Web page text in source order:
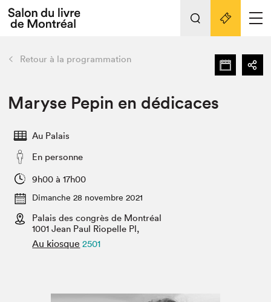
Espace exposant⋅e⋅s
Espace enseignant·e·s
L'événement
Préparer sa visite au Salon
Actualités
SLM PRO
retour Nos activités
Préparer sa visite
Salon au Palais
Projets partenaires
Liens pratiques
Retour à la programmation
Maryse Pepin en dédicaces
Au Palais
En personne
9h00 à 17h00
Dimanche 28 novembre 2021
Palais des congrès de Montréal
1001 Jean Paul Riopelle Pl,
Au kiosque 2501